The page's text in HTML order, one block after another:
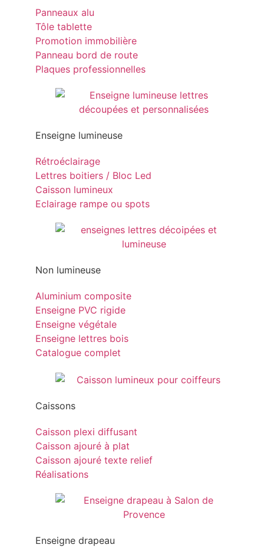
Panneaux alu
Tôle tablette
Promotion immobilière
Panneau bord de route
Plaques professionnelles
Enseigne lumineuse
Rétroéclairage
Lettres boitiers / Bloc Led
Caisson lumineux
Eclairage rampe ou spots
Non lumineuse
Aluminium composite
Enseigne PVC rigide
Enseigne végétale
Enseigne lettres bois
Catalogue complet
Caissons
Caisson plexi diffusant
Caisson ajouré à plat
Caisson ajouré texte relief
Réalisations
Enseigne drapeau